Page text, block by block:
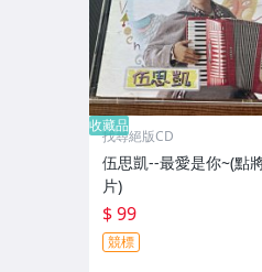
收藏品
找尋絕版CD
伍思凱--最愛是你~(點
片)
$ 99
競標